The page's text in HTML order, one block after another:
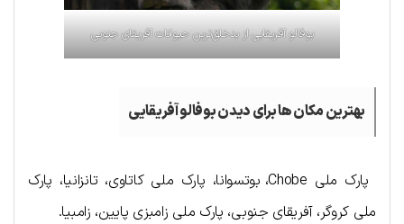
بوفالو آفریقایی از بدخلق‌ترین حیوانات آفریقای جنوبی
بهترین مکان ها برای دیدن بوفالو آفریقایی
پارک ملی Chobe، بوتسوانا، پارک ملی کاتاوی، تانزانیا، پارک
ملی کروگر، آفریقای جنوبی، پارک ملی زامبزی پایین، زامبیا.